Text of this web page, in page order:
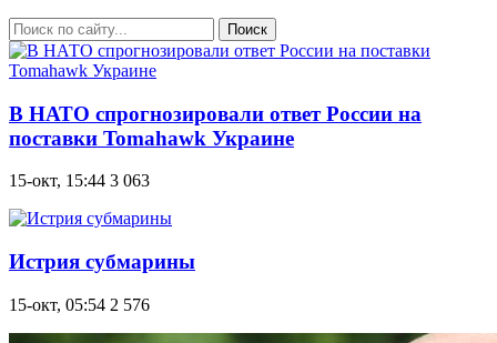
Поиск
В НАТО спрогнозировали ответ России на
поставки Tomahawk Украине
15-окт, 15:44 3 063
Истрия субмарины
15-окт, 05:54 2 576